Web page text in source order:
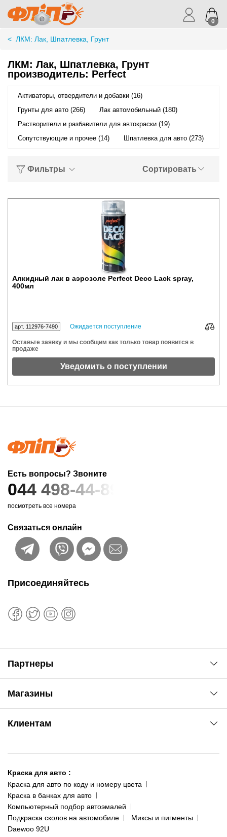
0
< ЛКМ: Лак, Шпатлевка, Грунт
ЛКМ: Лак, Шпатлевка, Грунт
производитель: Perfect
Активаторы, отвердители и добавки (16)
Грунты для авто (266)
Лак автомобильный (180)
Растворители и разбавители для автокраски (19)
Сопутствующие и прочее (14)
Шпатлевка для авто (273)
Фильтры Сортировать
Алкидный лак в аэрозоле Perfect Deco Lack spray,
400мл
арт. 112976-7490 Ожидается поступление
Оставьте заявку и мы сообщим как только товар появится в
продаже
Уведомить о поступлении
Есть вопросы? Звоните
044 498-44-89
посмотреть все номера
Связаться онлайн
Магазины
ул. Рабочая, 2-а
093 611-39-23
(ориентир: Интайм №40)
Одесса
пр-т Акад. Глушко, 29
066 554-97-70
Клиентам
Доставка и оплата
Сотрудничество
Наши публикации
Публичная оферта
Политика конфиденциальности
Присоединяйтесь
Партнеры
Краска для авто :
Краска для авто по коду и номеру цвета
Краска в банках для авто
Компьютерный подбор автоэмалей
Подкраска сколов на автомобиле
Миксы и пигменты
Daewoo 92U